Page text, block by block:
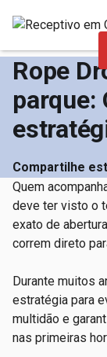
Rope
parque:
Compartilhe
Quem
deve ter visto o
exato de
correm direto
Durante muitos
estratégia para
multidão e
nas primeiras